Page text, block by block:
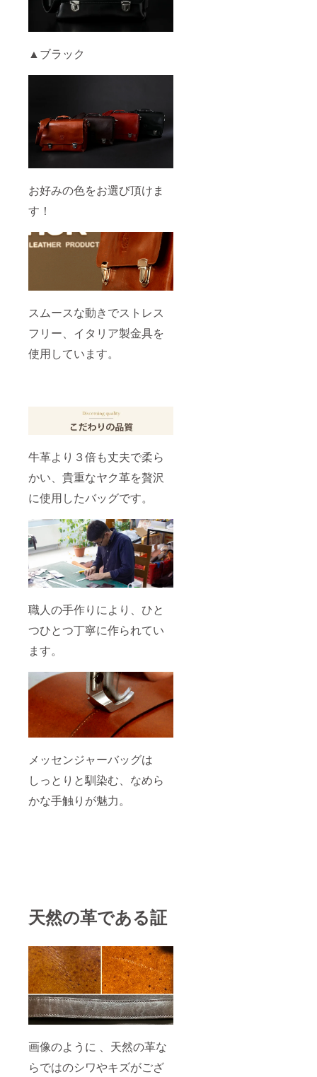
▲ブラック
お好みの色をお選び頂けま
す！
スムースな動きでストレス
フリー、イタリア製金具を
使用しています。
牛革より３倍も丈夫で柔ら
かい、貴重なヤク革を贅沢
に使用したバッグです。
職人の手作りにより、ひと
つひとつ丁寧に作られてい
ます。
メッセンジャーバッグは
しっとりと馴染む、なめら
かな手触りが魅力。
天然の革である証
画像のように 、天然の革な
らではのシワやキズがござ